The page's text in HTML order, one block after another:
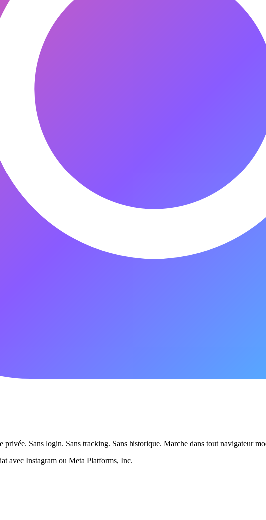
Sans login. Sans tracking. Sans historique. Marche dans tout navigateur
avec Instagram ou Meta Platforms, Inc.